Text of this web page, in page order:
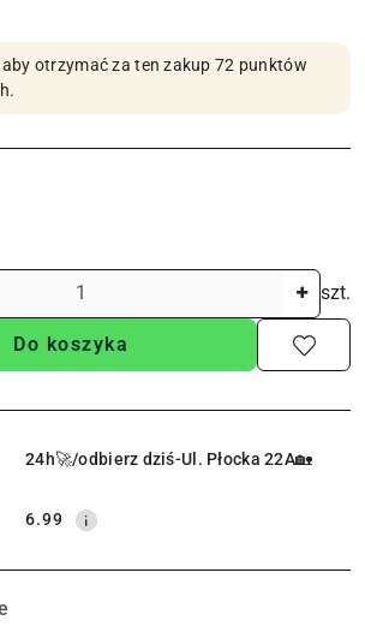
otrzymać za ten zakup 72 punktów
szt.
Do koszyka
24h🚀/odbierz dziś-Ul. Płocka 22A🏡
6.99